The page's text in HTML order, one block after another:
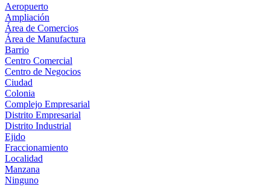
Aeropuerto
Ampliación
Área de Comercios
Área de Manufactura
Barrio
Centro Comercial
Centro de Negocios
Ciudad
Colonia
Complejo Empresarial
Distrito Empresarial
Distrito Industrial
Ejido
Fraccionamiento
Localidad
Manzana
Ninguno